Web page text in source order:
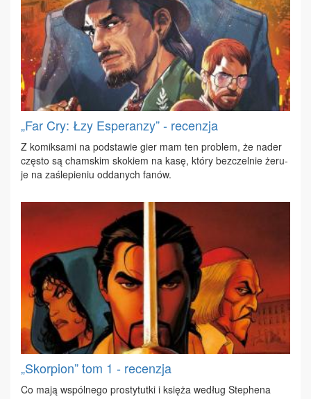
„Far Cry: Łzy Esperanzy” - recenzja
Z ko­mik­sa­mi na pod­sta­wie gier mam ten pro­blem, że na­der
czę­sto są cham­skim sko­kiem na ka­sę, któ­ry bez­czel­nie że­ru­
je na za­śle­pie­niu od­da­nych fa­nów.
„Skorpion” tom 1 - recenzja
Co ma­ją wspól­ne­go pro­sty­tut­ki i księ­ża we­dług Ste­phe­na